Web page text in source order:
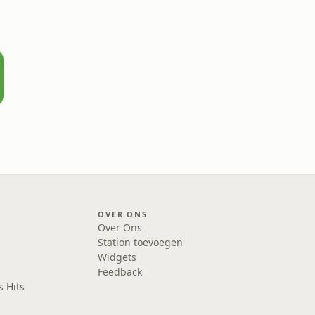
Hits
OVER ONS
Over Ons
Station toevoegen
Widgets
Feedback